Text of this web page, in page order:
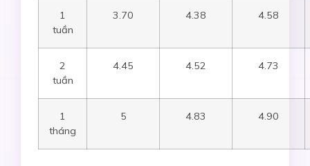
1
tuần
3.70 4.38 4.58
2
tuần
4.45 4.52 4.73
1
tháng
5 4.83 4.90